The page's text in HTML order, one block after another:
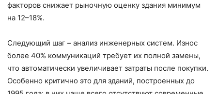
факторов снижает рыночную оценку здания минимум
на 12–18%.
Следующий шаг – анализ инженерных систем. Износ
более 40% коммуникаций требует их полной замены,
что автоматически увеличивает затраты после покупки.
Особенно критично это для зданий, построенных до